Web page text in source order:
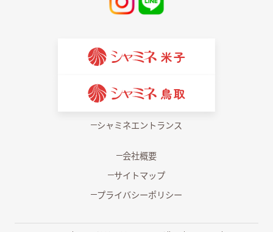
シャミネエントランス
会社概要
サイトマップ
プライバシーポリシー